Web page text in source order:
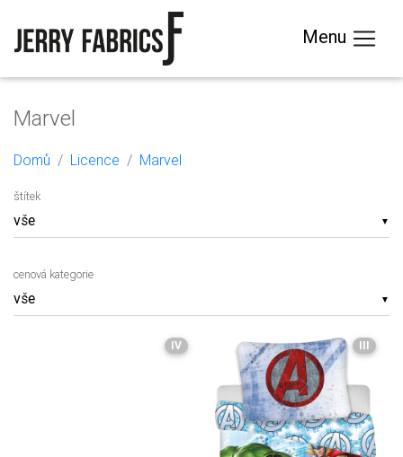
Menu
Marvel
Domů Licence Marvel
▼
štítek
▼
cenová kategorie
IV III